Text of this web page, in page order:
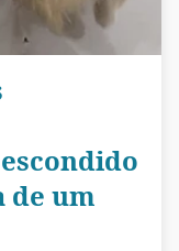
de um